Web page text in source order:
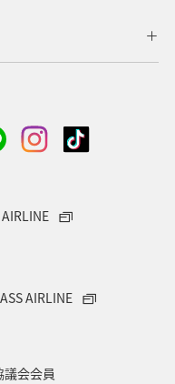
北陸地方 福岡県
マダイ
AIRLINE
AIRLINE
会会員